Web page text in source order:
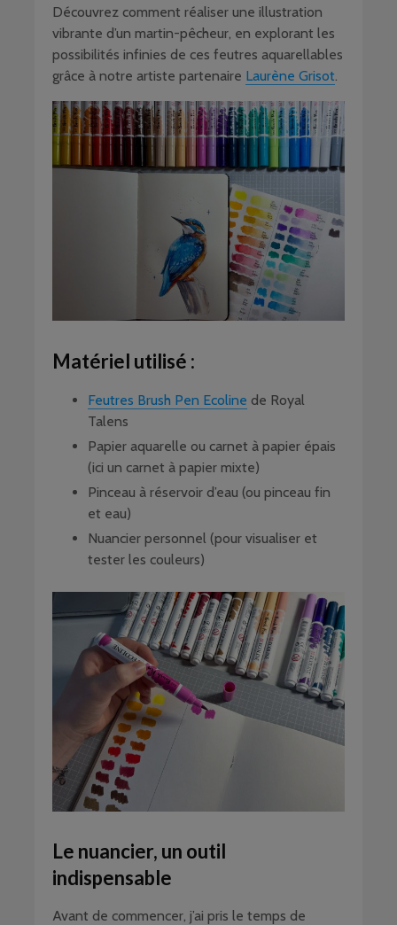
Découvrez comment réaliser une illustration
vibrante d’un martin-pêcheur, en explorant les
possibilités infinies de ces feutres aquarellables
grâce à notre artiste partenaire Laurène Grisot.
Matériel utilisé :
Feutres Brush Pen Ecoline de Royal
Talens
Papier aquarelle ou carnet à papier épais
(ici un carnet à papier mixte)
Pinceau à réservoir d’eau (ou pinceau fin
et eau)
Nuancier personnel (pour visualiser et
tester les couleurs)
Le nuancier, un outil
indispensable
Avant de commencer, j’ai pris le temps de